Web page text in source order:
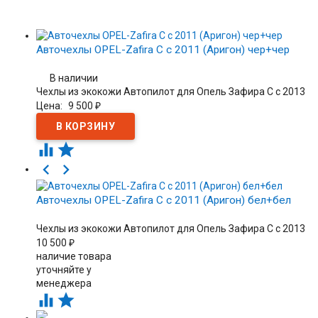
Авточехлы OPEL-Zafira C с 2011 (Аригон) чер+чер
В наличии
Чехлы из экокожи Автопилот для Опель Зафира С с 2013
Цена: 9 500 ₽
 


Авточехлы OPEL-Zafira C с 2011 (Аригон) бел+бел
Чехлы из экокожи Автопилот для Опель Зафира С с 2013
10 500 ₽
наличие товара
уточняйте у
менеджера
 